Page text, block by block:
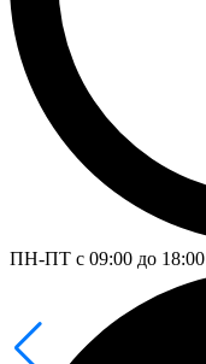
ПН-ПТ с 09:00 до 18:00